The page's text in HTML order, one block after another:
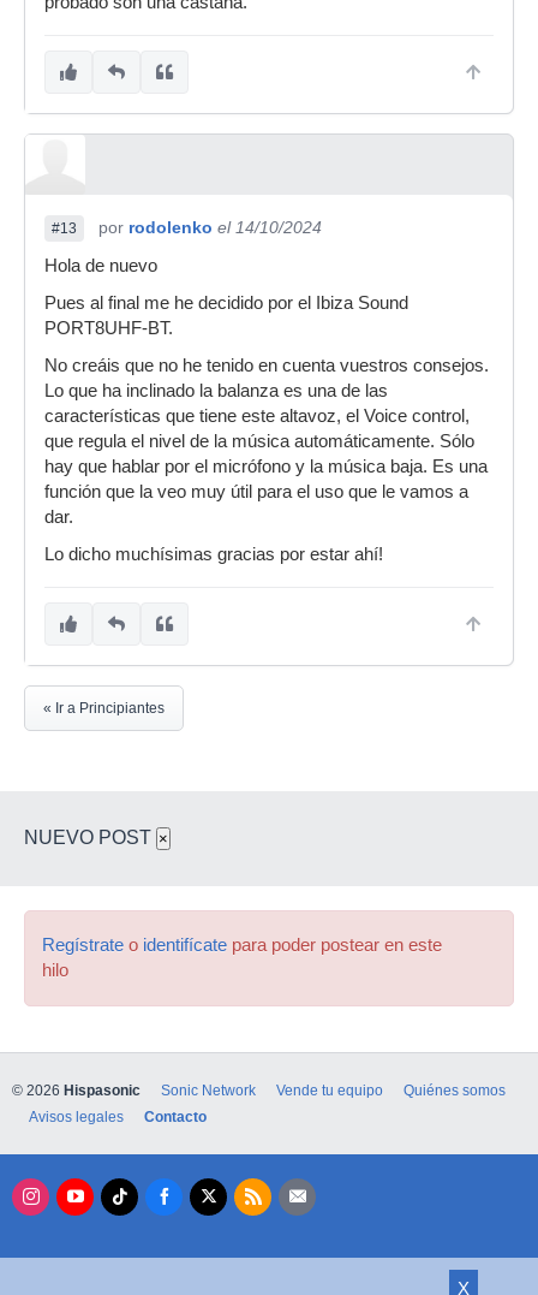
#13 por rodolenko el 14/10/2024
Hola de nuevo
Pues al final me he decidido por el Ibiza Sound
PORT8UHF-BT.
No creáis que no he tenido en cuenta vuestros consejos.
Lo que ha inclinado la balanza es una de las
características que tiene este altavoz, el Voice control,
que regula el nivel de la música automáticamente. Sólo
hay que hablar por el micrófono y la música baja. Es una
función que la veo muy útil para el uso que le vamos a
dar.
Lo dicho muchísimas gracias por estar ahí!
« Ir a Principiantes
NUEVO POST ×
Regístrate o identifícate para poder postear en este
hilo
X
© 2026 Hispasonic Sonic Network Vende tu equipo
Quiénes somos
Avisos legales
Contacto